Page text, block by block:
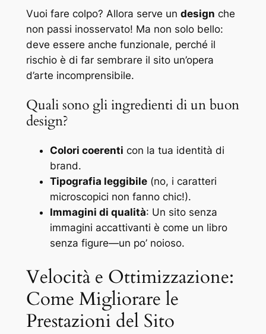
Vuoi fare colpo? Allora serve un design che
non passi inosservato! Ma non solo bello:
deve essere anche funzionale, perché il
rischio è di far sembrare il sito un’opera
d’arte incomprensibile.
Quali sono gli ingredienti di un buon
design?
Colori coerenti con la tua identità di
brand.
Tipografia leggibile(no, i caratteri
microscopici non fanno chic!).
Immagini di qualità: Un sito senza
immagini accattivanti è come un libro
senza figure—un po’ noioso.
Velocità e Ottimizzazione:
Come Migliorare le
Prestazioni del Sito